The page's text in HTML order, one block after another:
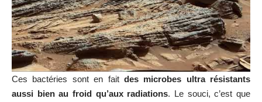
Ces bactéries sont en fait des microbes ultra résistants
aussi bien au froid qu’aux radiations. Le souci, c’est que